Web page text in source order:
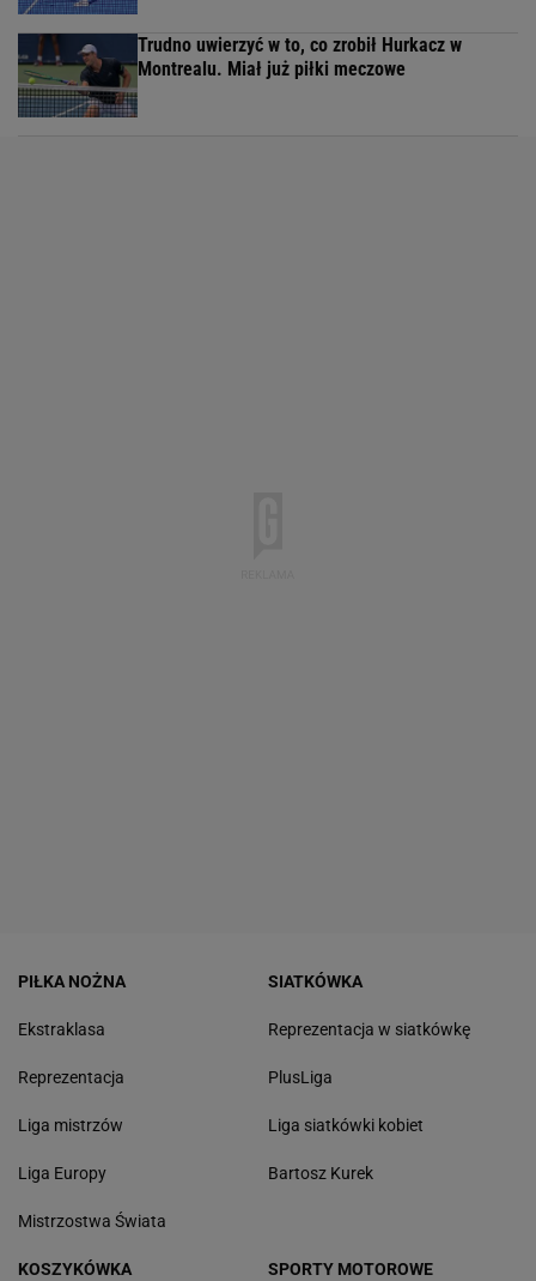
Trudno uwierzyć w to, co zrobił Hurkacz w
Montrealu. Miał już piłki meczowe
PIŁKA NOŻNA
Ekstraklasa
Reprezentacja
Liga mistrzów
Liga Europy
Mistrzostwa Świata
SIATKÓWKA
Reprezentacja w siatkówkę
PlusLiga
Liga siatkówki kobiet
Bartosz Kurek
KOSZYKÓWKA SPORTY MOTOROWE